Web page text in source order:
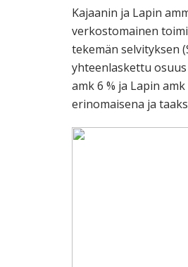
Kajaanin ja Lapin
verkostomainen
tekemän selvityksen
yhteenlaskettu
amk 6 % ja Lapin
erinomaisena ja